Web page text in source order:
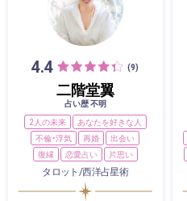
4.4 (9)
二階堂翼
占い歴 不明
2人の未来
あなたを好きな人
不倫・浮気
再婚
出会い
復縁
恋愛占い 片思い
タロット/西洋占星術